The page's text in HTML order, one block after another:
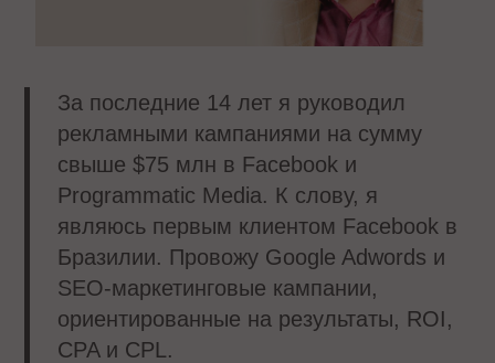
За последние 14 лет я руководил
рекламными кампаниями на сумму
свыше $75 млн в Facebook и
Programmatic Media. К слову, я
являюсь первым клиентом Facebook в
Бразилии. Провожу Google Adwords и
SEO-маркетинговые кампании,
ориентированные на результаты, ROI,
CPA и CPL.